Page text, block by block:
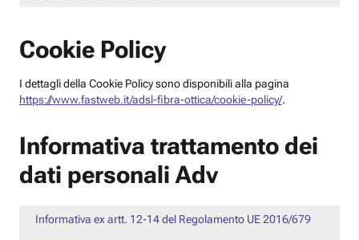
Cookie Policy
I dettagli della Cookie Policy sono disponibili alla pagina
https://www.fastweb.it/adsl-fibra-ottica/cookie-policy/.
Informativa trattamento dei
dati personali Adv
Informativa ex artt. 12-14 del Regolamento UE 2016/679